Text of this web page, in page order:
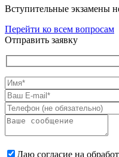
Вступительные экзамены
Перейти ко всем вопросам
Отправить заявку
Даю согласие на